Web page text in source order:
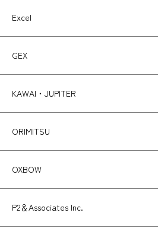
Excel
GEX
KAWAI・JUPITER
ORIMITSU
OXBOW
P2＆Associates Inc.